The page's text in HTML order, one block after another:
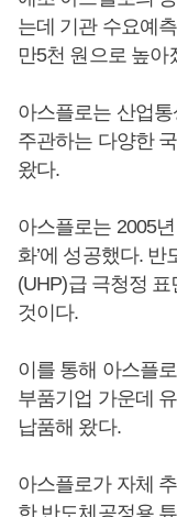
는데 기관 수요예
만5천 원으로 높아
아스플로는 산업
주관하는 다양한
왔다.
아스플로는 2005
화’에 성공했다.
(UHP)급 극청정
것이다.
이를 통해 아스플
부품기업 가운데
납품해 왔다.
아스플로가 자체